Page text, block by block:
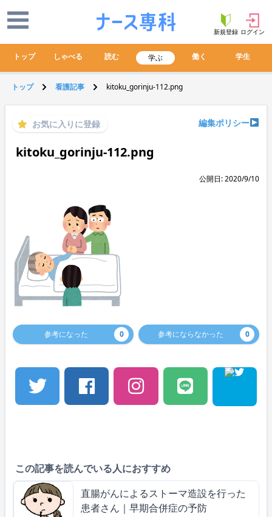
新規登録 ログイン
トップ しゃべる 読む 学ぶ 働く 学生
トップ 看護記事 kitoku_gorinju-112.png
お気に入りに登録 編集ポリシー
kitoku_gorinju-112.png
公開日: 2020/9/10
参考になった 0 参考にならなかった 0
この記事を読んでいる人におすすめ
直腸がんによるストーマ造設を行った
患者さん｜早期合併症の予防